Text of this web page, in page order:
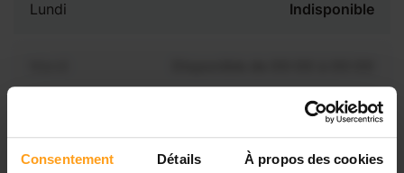
Consentement Détails À propos des cookies
Lundi Indisponible
Disponible de 00:00 à 00:30
Vous souhaitez connaître les
disponibilités de Charlotte ?